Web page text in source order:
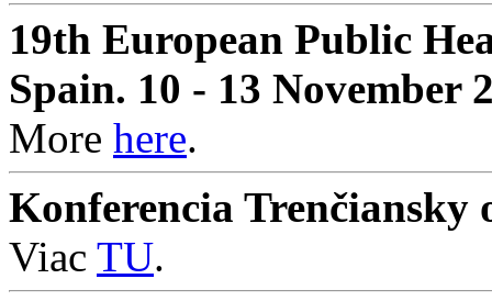
19th European Public
Spain. 10 - 13 November
More here.
Konferencia Trenčiansky
Viac TU.